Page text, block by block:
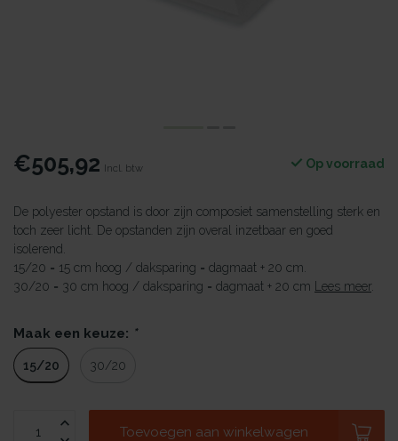
€505,92 Incl. btw Op voorraad
De polyester opstand is door zijn composiet samenstelling sterk en
toch zeer licht. De opstanden zijn overal inzetbaar en goed
isolerend.
15/20 = 15 cm hoog / daksparing = dagmaat + 20 cm.
30/20 = 30 cm hoog / daksparing = dagmaat + 20 cm
Lees meer.
Maak een keuze: *
15/20 30/20
Toevoegen aan winkelwagen